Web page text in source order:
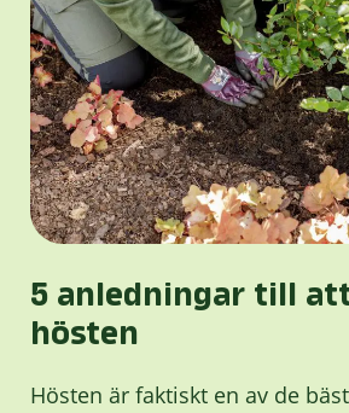
5 anledningar till
hösten
Hösten är faktiskt en av de